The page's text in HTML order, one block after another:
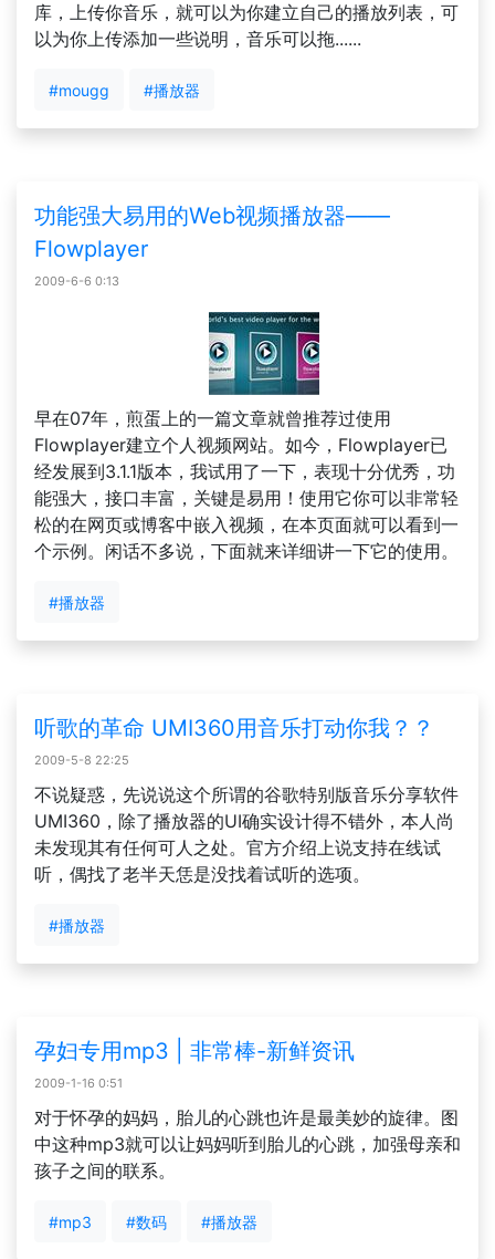
库，上传你音乐，就可以为你建立自己的播放列表，可
以为你上传添加一些说明，音乐可以拖......
#mougg #播放器
功能强大易用的Web视频播放器——
Flowplayer
2009-6-6 0:13
早在07年，煎蛋上的一篇文章就曾推荐过使用
Flowplayer建立个人视频网站。如今，Flowplayer已
经发展到3.1.1版本，我试用了一下，表现十分优秀，功
能强大，接口丰富，关键是易用！使用它你可以非常轻
松的在网页或博客中嵌入视频，在本页面就可以看到一
个示例。闲话不多说，下面就来详细讲一下它的使用。
#播放器
听歌的革命 UMI360用音乐打动你我？？
2009-5-8 22:25
不说疑惑，先说说这个所谓的谷歌特别版音乐分享软件
UMI360，除了播放器的UI确实设计得不错外，本人尚
未发现其有任何可人之处。官方介绍上说支持在线试
听，偶找了老半天恁是没找着试听的选项。
#播放器
孕妇专用mp3 | 非常棒-新鲜资讯
2009-1-16 0:51
对于怀孕的妈妈，胎儿的心跳也许是最美妙的旋律。图
中这种mp3就可以让妈妈听到胎儿的心跳，加强母亲和
孩子之间的联系。
#mp3 #数码 #播放器